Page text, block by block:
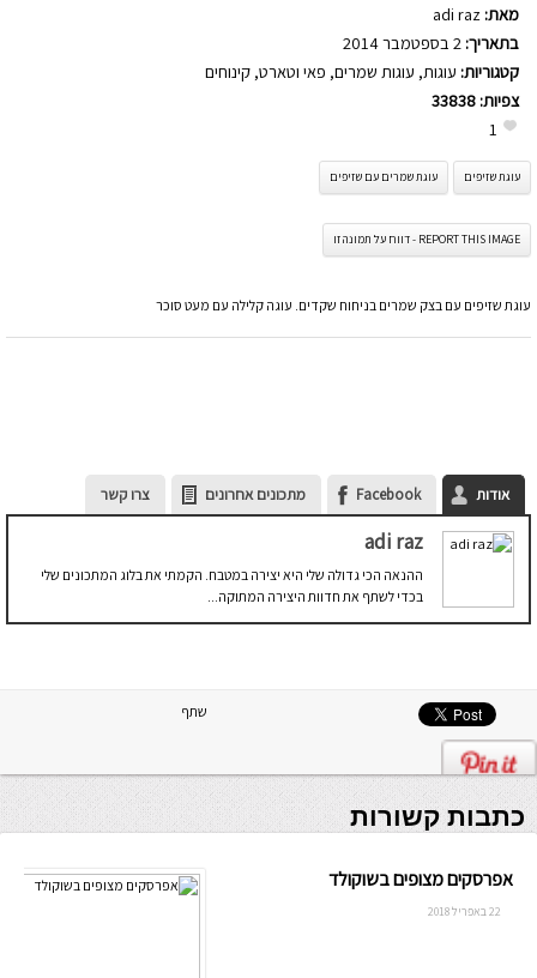
מאת: adi raz
בתאריך:
קטגוריות: עוגות, עוגות שמרים, פאי וטארט, קינוחים
צפיות: 33838
1
עוגת שזיפים עוגת שמרים עם שזיפים
REPORT THIS IMAGE - דווח על תמונה זו
עוגת שזיפים עם בצק שמרים בניחוח שקדים. עוגה קלילה עם מעט סוכר
אודות Facebook מתכונים אחרונים צרו קשר
adi raz
ההנאה הכי גדולה שלי היא יצירה במטבח. הקמתי את בלוג המתכונים שלי
בכדי לשתף את חדוות היצירה המתוקה...
שתף
כתבות קשורות
אפרסקים מצופים בשוקולד
22 באפריל 2018